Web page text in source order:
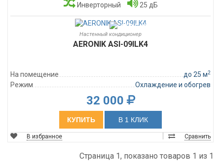
Инверторный 25 дБ
Настенный кондиционер
AERONIK ASI-09ILK4
На помещение до 25 м2
Режим Охлаждение и обогрев
32 000
КУПИТЬ В 1 КЛИК
В избранное Сравнить
Страница 1, показано товаров 1 из 1